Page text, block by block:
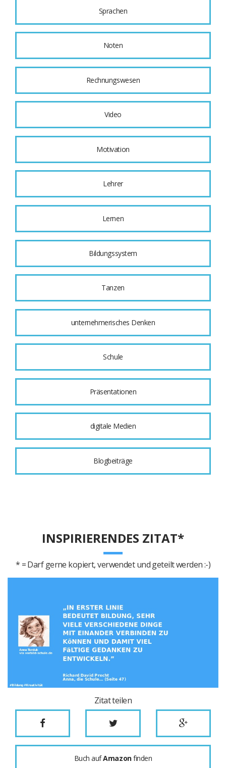
Sprachen
Noten
Rechnungswesen
Video
Motivation
Lehrer
Lernen
Bildungssystem
Tanzen
unternehmerisches Denken
Schule
Präsentationen
digitale Medien
Blogbeiträge
INSPIRIERENDES ZITAT*
* = Darf gerne kopiert, verwendet und geteilt werden :-)
Zitat teilen
Buch aufAmazonfinden